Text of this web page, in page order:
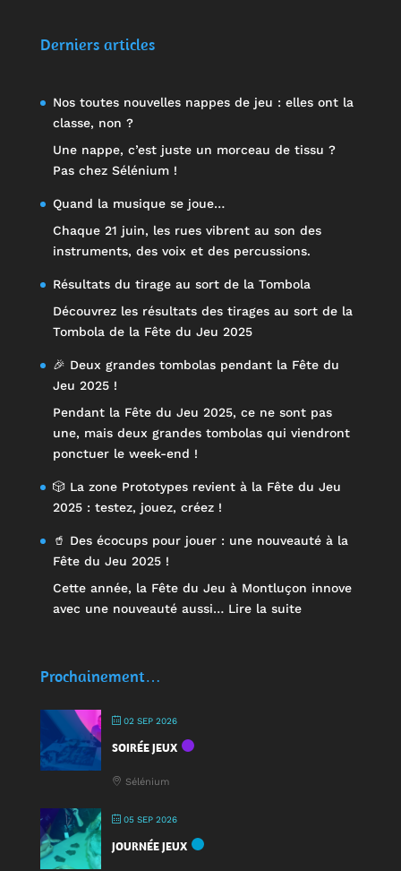
Derniers articles
Nos toutes nouvelles nappes de jeu : elles ont la
classe, non ?
Une nappe, c’est juste un morceau de tissu ?
Pas chez Sélénium !
Quand la musique se joue…
Chaque 21 juin, les rues vibrent au son des
instruments, des voix et des percussions.
Résultats du tirage au sort de la Tombola
Découvrez les résultats des tirages au sort de la
Tombola de la Fête du Jeu 2025
🎉 Deux grandes tombolas pendant la Fête du
Jeu 2025 !
Pendant la Fête du Jeu 2025, ce ne sont pas
une, mais deux grandes tombolas qui viendront
ponctuer le week-end !
🎲 La zone Prototypes revient à la Fête du Jeu
2025 : testez, jouez, créez !
🥤 Des écocups pour jouer : une nouveauté à la
Fête du Jeu 2025 !
Cette année, la Fête du Jeu à Montluçon innove
avec une nouveauté aussi… Lire la suite:
Prochainement…
02 SEP 2026
SOIRÉE JEUX
Sélénium
05 SEP 2026
JOURNÉE JEUX